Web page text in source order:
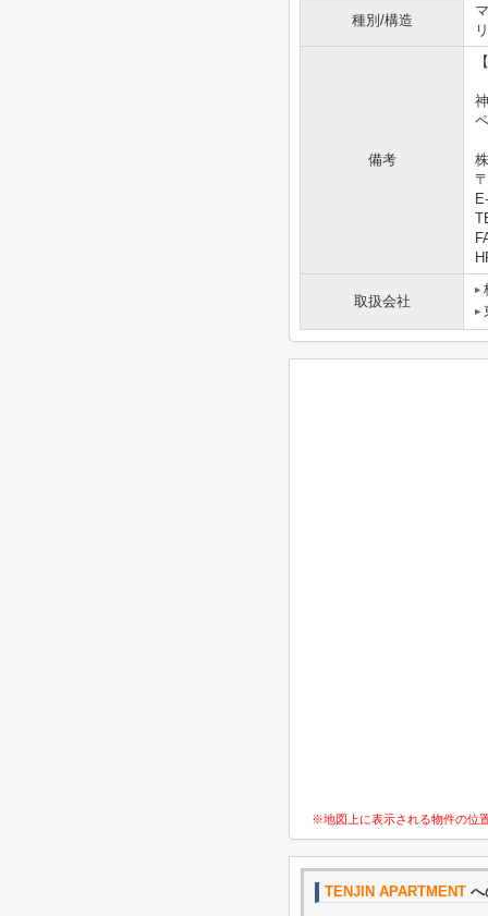
種別/構造
備考
取扱会社
※地図上に表示される物件の位
TENJIN APARTMENT へ